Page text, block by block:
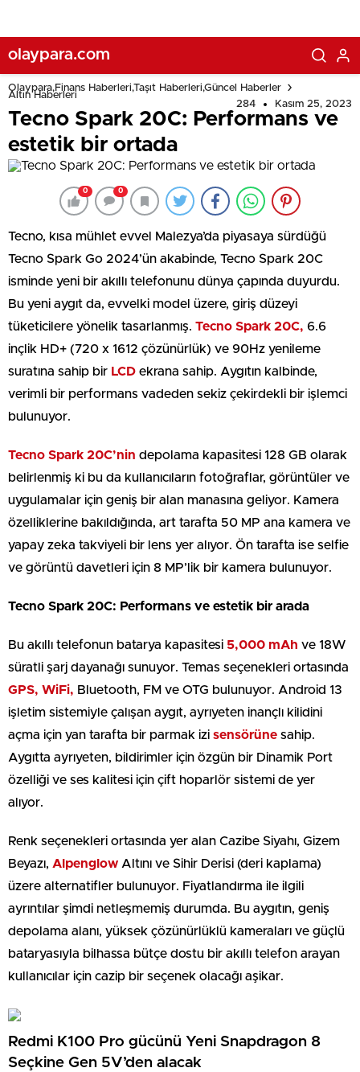
olaypara.com
Olaypara,Finans Haberleri,Taşıt Haberleri,Güncel Haberler
Altın Haberleri
284
Kasım 25, 2023
Tecno Spark 20C: Performans ve
estetik bir ortada
0 0
Tecno, kısa mühlet evvel Malezya’da piyasaya sürdüğü
Tecno Spark Go 2024’ün akabinde, Tecno Spark 20C
isminde yeni bir akıllı telefonunu dünya çapında duyurdu.
Bu yeni aygıt da, evvelki model üzere, giriş düzeyi
tüketicilere yönelik tasarlanmış. Tecno Spark 20C, 6.6
inçlik HD+ (720 x 1612 çözünürlük) ve 90Hz yenileme
suratına sahip bir LCD ekrana sahip. Aygıtın kalbinde,
verimli bir performans vadeden sekiz çekirdekli bir işlemci
bulunuyor.
Tecno Spark 20C’nin depolama kapasitesi 128 GB olarak
belirlenmiş ki bu da kullanıcıların fotoğraflar, görüntüler ve
uygulamalar için geniş bir alan manasına geliyor. Kamera
özelliklerine bakıldığında, art tarafta 50 MP ana kamera ve
yapay zeka takviyeli bir lens yer alıyor. Ön tarafta ise selfie
ve görüntü davetleri için 8 MP’lik bir kamera bulunuyor.
Tecno Spark 20C: Performans ve estetik bir arada
Bu akıllı telefonun batarya kapasitesi 5,000 mAh ve 18W
süratli şarj dayanağı sunuyor. Temas seçenekleri ortasında
GPS, WiFi, Bluetooth, FM ve OTG bulunuyor. Android 13
işletim sistemiyle çalışan aygıt, ayrıyeten inançlı kilidini
açma için yan tarafta bir parmak izi sensörüne sahip.
Aygıtta ayrıyeten, bildirimler için özgün bir Dinamik Port
özelliği ve ses kalitesi için çift hoparlör sistemi de yer
alıyor.
Renk seçenekleri ortasında yer alan Cazibe Siyahı, Gizem
Beyazı, Alpenglow Altını ve Sihir Derisi (deri kaplama)
üzere alternatifler bulunuyor. Fiyatlandırma ile ilgili
ayrıntılar şimdi netleşmemiş durumda. Bu aygıtın, geniş
depolama alanı, yüksek çözünürlüklü kameraları ve güçlü
bataryasıyla bilhassa bütçe dostu bir akıllı telefon arayan
kullanıcılar için cazip bir seçenek olacağı aşikar.
Redmi K100 Pro gücünü Yeni Snapdragon 8
Seçkine Gen 5V’den alacak